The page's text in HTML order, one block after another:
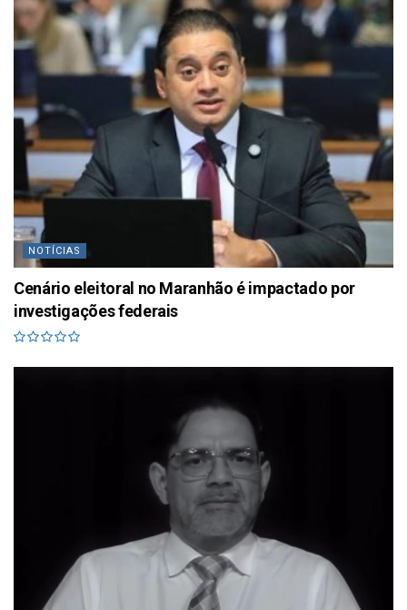
NOTÍCIAS
Cenário eleitoral no Maranhão é impactado por
investigações federais